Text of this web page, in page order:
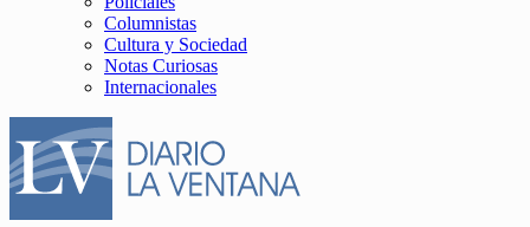
Columnistas
Cultura y Sociedad
Notas Curiosas
Internacionales